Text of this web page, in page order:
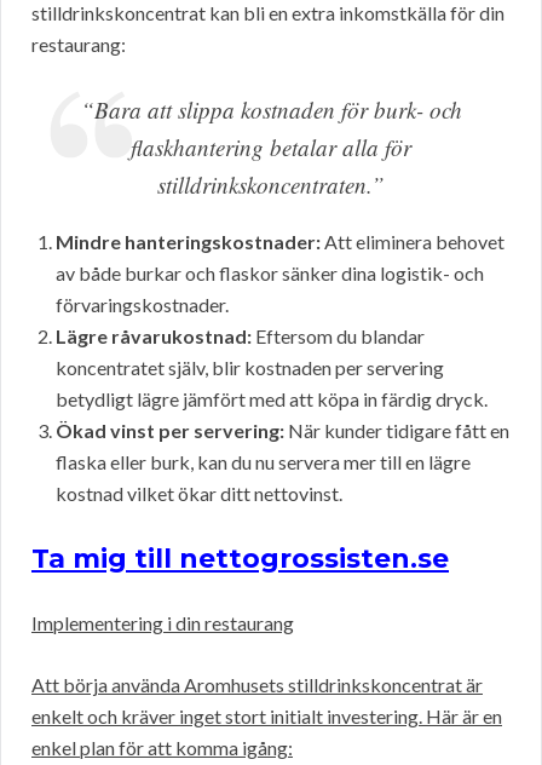
stilldrinkskoncentrat kan bli en extra inkomstkälla för din
restaurang:
“Bara att slippa kostnaden för burk- och
flaskhantering betalar alla för
stilldrinkskoncentraten.”
Mindre hanteringskostnader:Att eliminera behovet
av både burkar och flaskor sänker dina logistik- och
förvaringskostnader.
Lägre råvarukostnad: Eftersom du blandar
koncentratet själv, blir kostnaden per servering
betydligt lägre jämfört med att köpa in färdig dryck.
Ökad vinst per servering: När kunder tidigare fått en
flaska eller burk, kan du nu servera mer till en lägre
kostnad vilket ökar ditt nettovinst.
Ta mig till nettogrossisten.se
Implementering i din restaurang
Att börja använda Aromhusets stilldrinkskoncentrat är
enkelt och kräver inget stort initialt investering. Här är en
enkel plan för att komma igång: